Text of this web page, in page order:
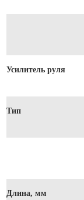
Усилитель руля
Тип
Длина, мм